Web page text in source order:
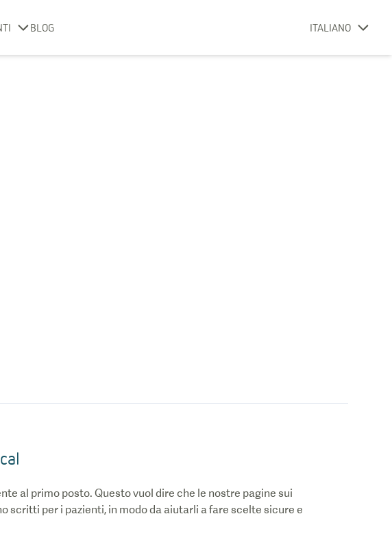
BLOG ITALIANO
al primo posto. Questo vuol dire che le nostre pagine sui
scritti per i pazienti, in modo da aiutarli a fare scelte sicure e